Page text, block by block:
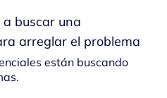
a buscar una
arreglar el problema
están buscando